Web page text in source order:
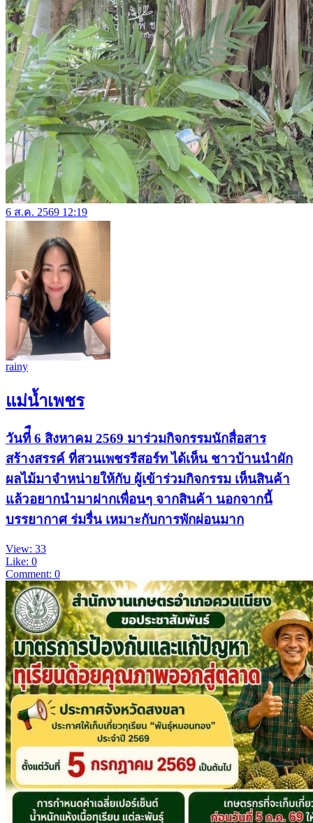
6 ส.ค. 2569 12:19
rainy
แม่น้ำเพชร
วันที่ื 6 สิงหาคม 2569 มาร่วมกิจกรรมนักสื่อสาร
สร้างสรรค์ ที่สวนเพชรรีสอร์ท ได้เห็น ชาวบ้านนำผัก
ผลไม้มาจำหน่ายให้กับ ผู้เข้าร่วมกิจกรรม เห็นสินค้า
แล้วอยากนำมาฝากเพื่อนๆ จากสินค้า นอกจากนี้
บรรยากาศ ร่มรื่น เหมาะกับการพักผ่อนมาก
View: 33
Like: 0
Comment: 0